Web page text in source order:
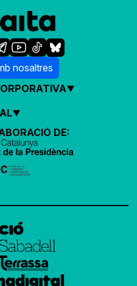
nosaltres
DE: